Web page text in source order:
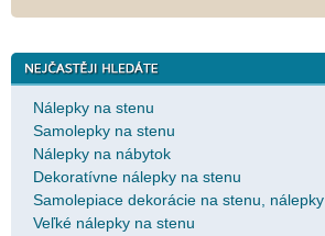
Nálepky na stenu
Samolepky na stenu
Nálepky na nábytok
Dekoratívne nálepky na stenu
Samolepiace dekorácie na stenu, nálepky
Veľké nálepky na stenu